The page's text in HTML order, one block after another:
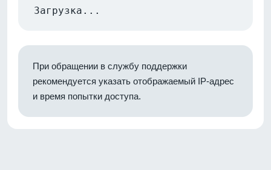
Загрузка...
При обращении в службу поддержки
рекомендуется указать отображаемый IP-адрес
и время попытки доступа.